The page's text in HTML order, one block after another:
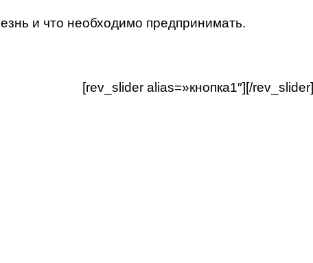
и что необходимо предпринимать.
[rev_slider alias=»кнопка1″][/rev_slider]